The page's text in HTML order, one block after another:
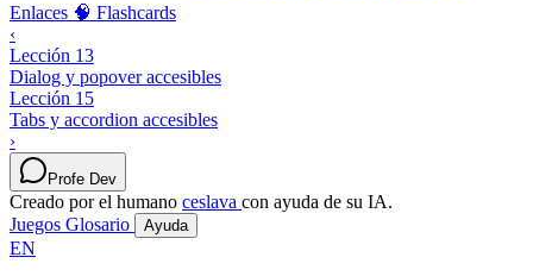
Enlaces 🧠 Flashcards
‹
Lección 13
Dialog y popover accesibles
Lección 15
Tabs y accordion accesibles
›
Profe Dev
Creado por el humano ceslava con ayuda de su IA.
Juegos Glosario Ayuda
EN